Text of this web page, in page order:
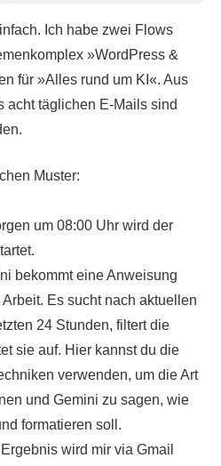
Ich habe zwei Flows
»WordPress &
für »Alles rund um KI«. Aus
acht täglichen E-Mails sind
Muster:
um 08:00 Uhr wird der
bekommt eine Anweisung
Es sucht nach aktuellen
24 Stunden, filtert die
sie auf. Hier kannst du die
verwenden, um die Art
und Gemini zu sagen, wie
formatieren soll.
wird mir via Gmail